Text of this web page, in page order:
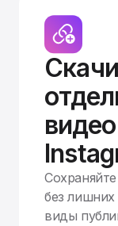
без
виды